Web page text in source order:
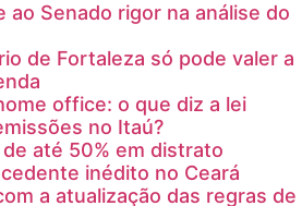
ao Senado rigor na análise do
de Fortaleza só pode valer a
office: o que diz a lei
no Itaú?
até 50% em distrato
inédito no Ceará
a atualização das regras de